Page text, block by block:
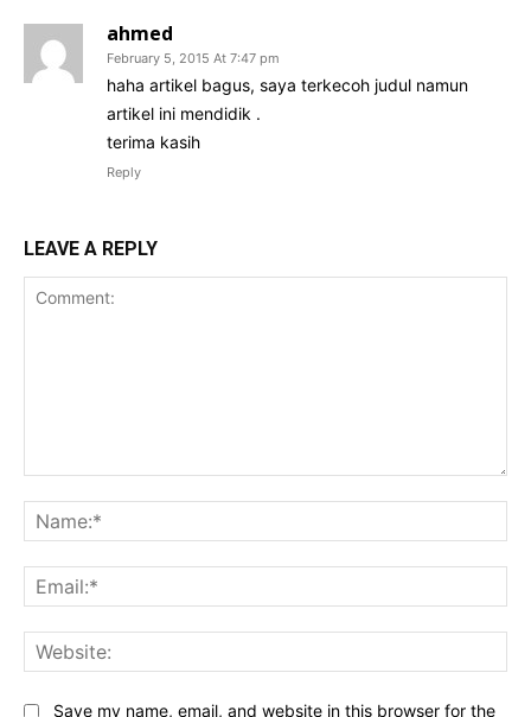
ahmed
February 5, 2015 At 7:47 pm
haha artikel bagus, saya terkecoh judul namun
artikel ini mendidik .
terima kasih
Reply
LEAVE A REPLY
Save my name, email, and website in this browser for the